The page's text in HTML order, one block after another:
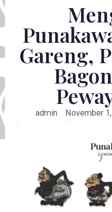
Gareng,
admin November